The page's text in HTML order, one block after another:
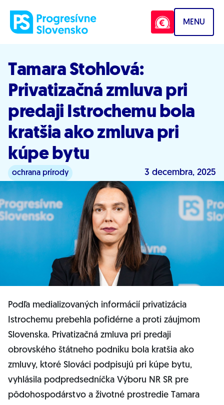
MENU
Tamara Stohlová:
Privatizačná zmluva pri
predaji Istrochemu bola
kratšia ako zmluva pri
kúpe bytu
ochrana prírody 3 decembra, 2025
Podľa medializovaných informácií privatizácia
Istrochemu prebehla pofidérne a proti záujmom
Slovenska. Privatizačná zmluva pri predaji
obrovského štátneho podniku bola kratšia ako
zmluvy, ktoré Slováci podpisujú pri kúpe bytu,
vyhlásila podpredsedníčka Výboru NR SR pre
pôdohospodárstvo a životné prostredie Tamara